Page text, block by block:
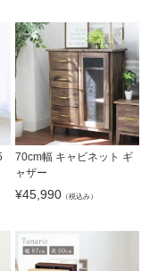
70cm幅 キャビネット ギ
ャザー
¥45,990（税込み）